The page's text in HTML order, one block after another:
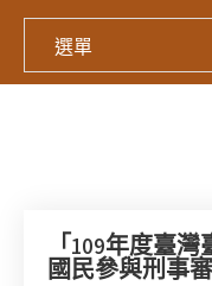
選單
「109年度臺
國民參與刑事